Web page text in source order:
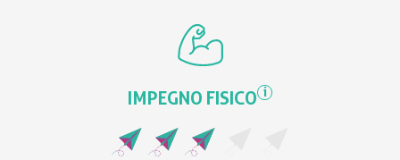
IMPEGNO FISICO i